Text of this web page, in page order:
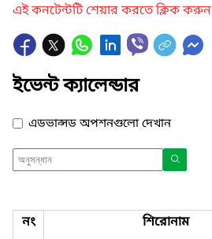
এই কনটেন্টটি শেয়ার করতে ক্লিক করুন
ইভেন্ট ক্যালেন্ডার
এডভান্সড অপশনগুলো দেখান
নং শিরোনাম